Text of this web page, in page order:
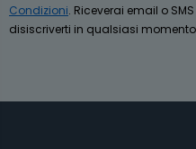
Condizioni. Riceverai email o
disiscriverti in qualsiasi